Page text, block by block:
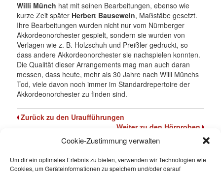
Cookie-Zustimmung verwalten
Um dir ein optimales Erlebnis zu bieten, verwenden wir Technologien wie
Cookies, um Geräteinformationen zu speichern und/oder darauf
Willi Münch hat mit seinen Bearbeitungen, ebenso wie
kurze Zeit später Herbert Bausewein, Maßstäbe gesetzt.
Ihre Bearbeitungen wurden nicht nur vom Nürnberger
Akkordeonorchester gespielt, sondern sie wurden von
Verlagen wie z. B. Holzschuh und Preißler gedruckt, so
dass andere Akkordeonorchester sie nachspielen konnten.
Die Qualität dieser Arrangements mag man auch daran
messen, dass heute, mehr als 30 Jahre nach Willi Münchs
Tod, viele davon noch immer im Standardrepertoire der
Akkordeonorchester zu finden sind.
Zurück zu den Uraufführungen
Weiter zu den Hörproben